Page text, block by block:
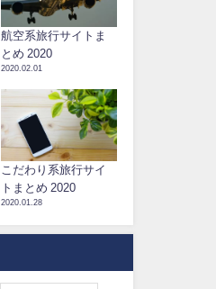
航空系旅行サイトま
とめ 2020
2020.02.01
こだわり系旅行サイ
トまとめ 2020
2020.01.28